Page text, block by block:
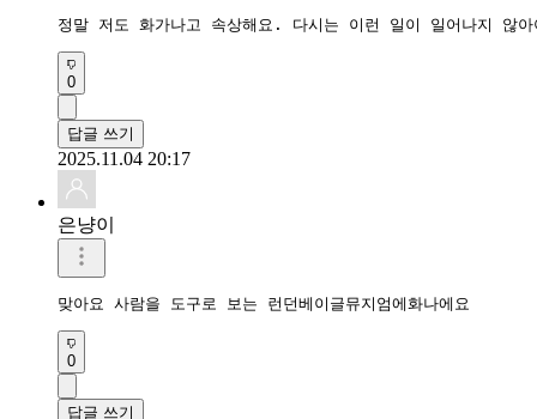
정말 저도 화가나고 속상해요. 다시는 이런 일이 일어나지 않아
0
답글 쓰기
2025.11.04 20:17
은냥이
맞아요 사람을 도구로 보는 런던베이글뮤지엄에화나에요
0
답글 쓰기